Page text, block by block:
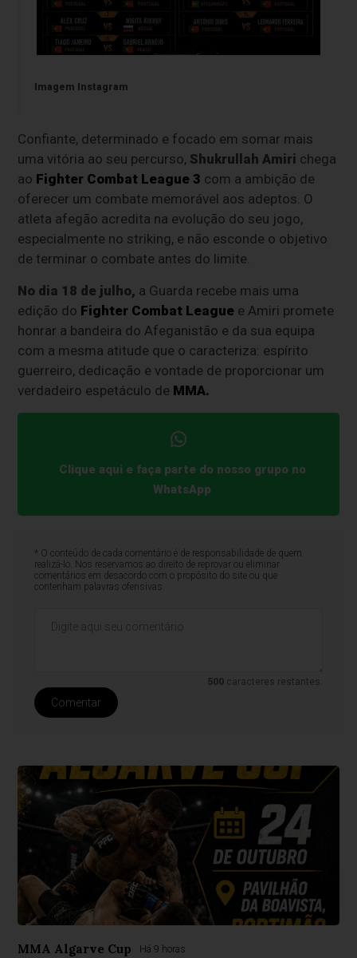
Imagem Instagram
Confiante, determinado e focado em somar mais
uma vitória ao seu percurso, Shukrullah Amiri chega
ao Fighter Combat League 3 com a ambição de
oferecer um combate memorável aos adeptos. O
atleta afegão acredita na evolução do seu jogo,
especialmente no striking, e não esconde o objetivo
de terminar o combate antes do limite.
No dia 18 de julho, a Guarda recebe mais uma
edição do Fighter Combat League e Amiri promete
honrar a bandeira do Afeganistão e da sua equipa
com a mesma atitude que o caracteriza: espírito
guerreiro, dedicação e vontade de proporcionar um
verdadeiro espetáculo de MMA.
Clique aqui e faça parte do nosso grupo no
WhatsApp
* O conteúdo de cada comentário é de responsabilidade de quem
realizá-lo. Nos reservamos ao direito de reprovar ou eliminar
comentários em desacordo com o propósito do site ou que
contenham palavras ofensivas.
500 caracteres restantes.
Comentar
MMA Algarve Cup Há 9 horas